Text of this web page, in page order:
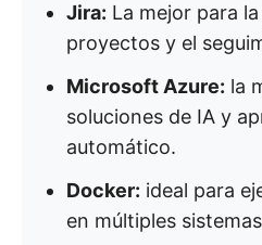
Jira: La mejor para
proyectos y el
Microsoft Azure: la
soluciones de IA y
automático.
Docker: ideal para
en múltiples